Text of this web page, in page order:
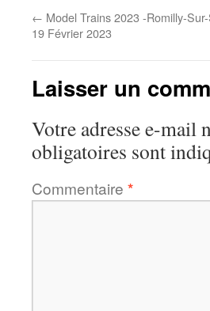
← Model Trains 2023 -Romilly-
19 Février 2023
Laisser un
Votre adresse e-mail
obligatoires sont
Commentaire *